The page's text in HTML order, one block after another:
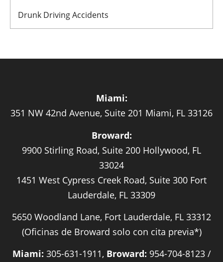
Drunk Driving Accidents
Miami:
351 NW 42nd Avenue, Suite 201 Miami, FL 33126
Broward:
9900 Stirling Road, Suite 200 Hollywood, FL
33024
1451 West Cypress Creek Road, Suite 300 Fort
Lauderdale, FL 33309
5650 Woodland Lane, Fort Lauderdale, FL 33312
(Oficinas de Broward solo con cita previa*)
Miami: 305-631-1911, Broward: 954-704-8123 /